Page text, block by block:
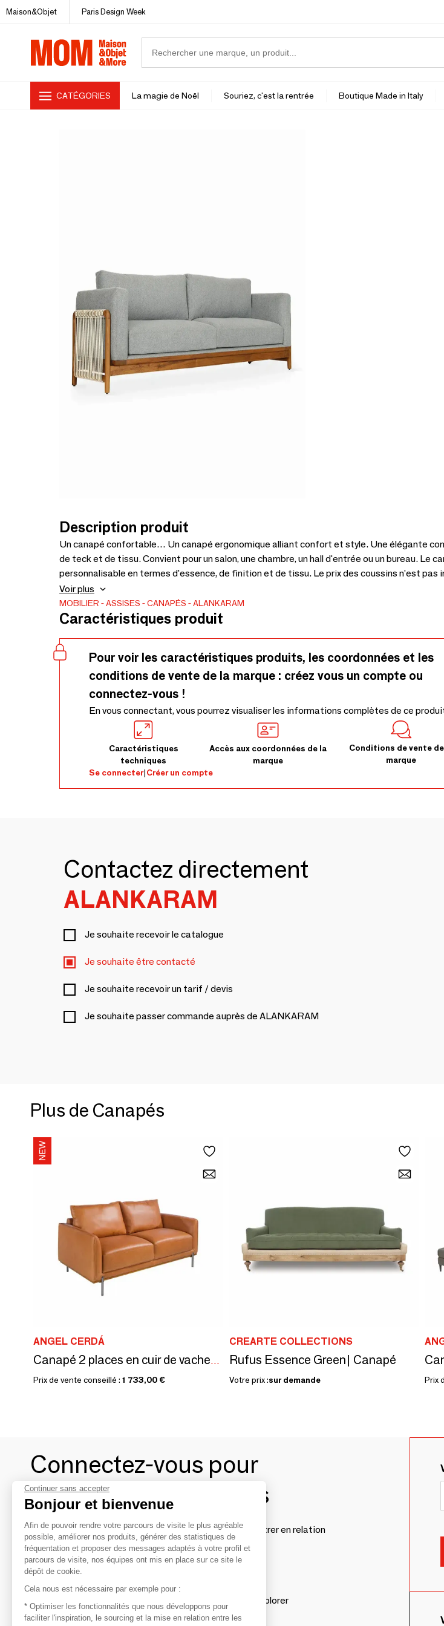
Maison&Objet Paris Design Week
CATÉGORIES La magie de Noël Souriez, c'est la rentrée Boutique Made in Italy
Description produit
Un canapé confortable… Un canapé ergonomique alliant confort et style. Une élégante
de teck et de tissu. Convient pour un salon, une chambre, un hall d'entrée ou un bureau. Le
personnalisable en termes d'essence, de finition et de tissu. Le prix des coussins n'est pas
le prix du canapé : 2265 x 865 x 650.
Voir plus
MOBILIER ASSISES CANAPÉS ALANKARAM
Caractéristiques produit
Pour voir les caractéristiques produits, les coordonnées et les
conditions de vente de la marque : créez vous un compte ou
connectez-vous !
En vous connectant, vous pourrez visualiser les informations complètes de ce
Caractéristiques
techniques
Accès aux coordonnées de la
marque
Conditions de vente
marque
Se connecter|Créer un compte
Contactez directement
ALANKARAM
Je souhaite recevoir le catalogue
Je souhaite être contacté
Je souhaite recevoir un tarif / devis
Je souhaite passer commande auprès de ALANKARAM
Plus de Canapés
ANGEL CERDÁ
Canapé 2 places en cuir de vachette marron de buffle
Prix de vente conseillé : 1 733,00 €
CREARTE COLLECTIONS
Rufus Essence Green| Canapé
Votre prix :sur demande Prix
Connectez-vous pour
contacter les marques
Afin de profiter au mieux de l'expérience MOM et de rentrer en relation
avec vos marques préférées, créez-vous un compte.
Découvrir
Les produits de milliers de fournisseurs à explorer
Continuer sans accepter
Bonjour et bienvenue
Afin de pouvoir rendre votre parcours de visite le plus agréable
possible, améliorer nos produits, générer des statistiques de
fréquentation et proposer des messages adaptés à votre profil et
parcours de visite, nos équipes ont mis en place sur ce site le
dépôt de cookie.
Cela nous est nécessaire par exemple pour :
* Optimiser les fonctionnalités que nous développons pour
faciliter l'inspiration, le sourcing et la mise en relation entre les